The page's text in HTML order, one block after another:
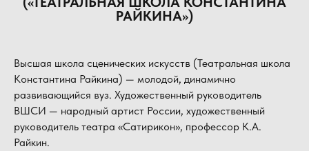
РАЙКИНА»)
Высшая школа сценических искусств (Театральная школа
Константина Райкина) — молодой, динамично
развивающийся вуз. Художественный руководитель
ВШСИ — народный артист России, художественный
руководитель театра «Сатирикон», профессор К.А.
Райкин.